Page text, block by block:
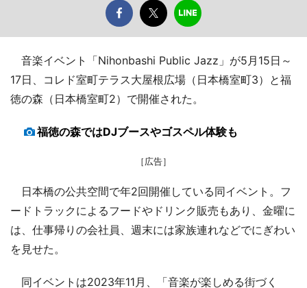
音楽イベント「Nihonbashi Public Jazz」が5月15日～
17日、コレド室町テラス大屋根広場（日本橋室町3）と福
徳の森（日本橋室町2）で開催された。
福徳の森ではDJブースやゴスペル体験も
［広告］
日本橋の公共空間で年2回開催している同イベント。フ
ードトラックによるフードやドリンク販売もあり、金曜に
は、仕事帰りの会社員、週末には家族連れなどでにぎわい
を見せた。
同イベントは2023年11月、「音楽が楽しめる街づく